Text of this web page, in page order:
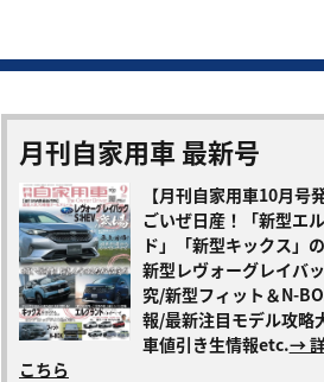
月刊自家用車 最新号
【月刊自家用車10月号
ごいぜ日産！「新型エ
ド」「新型キックス」
新型レヴォーグレイバ
究/新型フィット＆N-
報/最新注目モデル攻略
車値引き生情報etc.→
こちら